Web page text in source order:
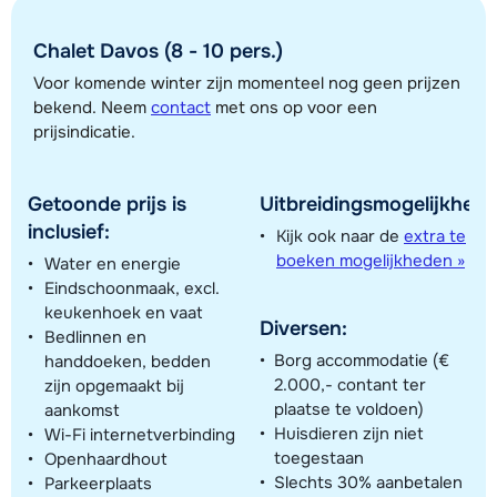
Bekijk kaart
Toon alle accommodaties in dit gebied
Deze kaart geeft een indicatie van de ligging van onze accommodaties. De
Chalet Davos (8 - 10 pers.)
Voor komende winter zijn momenteel nog geen prijzen
bekend. Neem contact met ons op voor een
prijsindicatie.
Getoonde prijs is
inclusief:
Water en energie
Eindschoonmaak, excl.
keukenhoek en vaat
Bedlinnen en
handdoeken, bedden
zijn opgemaakt bij
aankomst
Wi-Fi internetverbinding
Openhaardhout
Parkeerplaats
Kijk ook naar de extra te
boeken mogelijkheden »
Diversen:
Borg accommodatie (€
2.000,- contant ter
plaatse te voldoen)
Huisdieren zijn niet
toegestaan
Slechts 30% aanbetalen